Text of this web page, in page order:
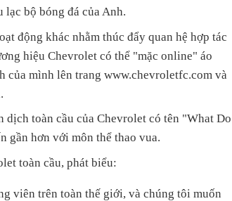
bộ bóng đá của Anh.
động khác nhằm thúc đẩy quan hệ hợp tác
hiệu Chevrolet có thể "mặc online" áo
của mình lên trang www.chevroletfc.com và
toàn cầu của Chevrolet có tên "What Do
gần hơn với môn thể thao vua.
toàn cầu, phát biểu:
viên trên toàn thế giới, và chúng tôi muốn